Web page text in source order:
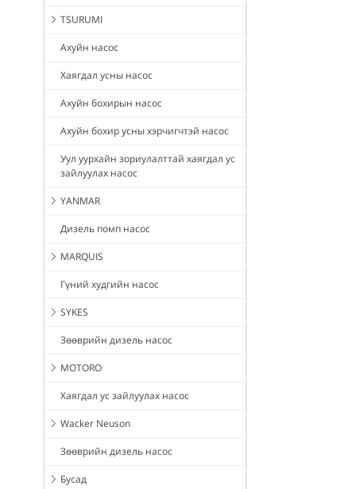
TSURUMI
Ахуйн насос
Хаягдал усны насос
Ахуйн бохирын насос
Ахуйн бохир усны хэрчигчтэй насос
Уул уурхайн зориулалттай хаягдал ус
зайлуулах насос
YANMAR
Дизель помп насос
MARQUIS
Гүний худгийн насос
SYKES
Зөөврийн дизель насос
MOTORO
Хаягдал ус зайлуулах насос
Wacker Neuson
Зөөврийн дизель насос
Бусад